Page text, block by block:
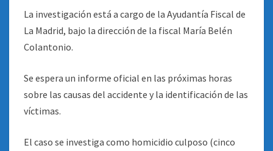
La investigación está a cargo de la Ayudantía Fiscal de
La Madrid, bajo la dirección de la fiscal María Belén
Colantonio.
Se espera un informe oficial en las próximas horas
sobre las causas del accidente y la identificación de las
víctimas.
El caso se investiga como homicidio culposo (cinco